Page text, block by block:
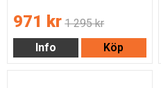
971 kr 1 295 kr
Info
Köp